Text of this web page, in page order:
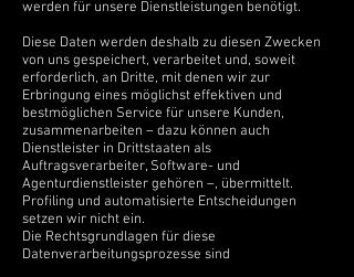
werden für unsere Dienstleistungen benötigt.
Diese Daten werden deshalb zu diesen Zwecken
von uns gespeichert, verarbeitet und, soweit
erforderlich, an Dritte, mit denen wir zur
Erbringung eines möglichst effektiven und
bestmöglichen Service für unsere Kunden,
zusammenarbeiten – dazu können auch
Dienstleister in Drittstaaten als
Auftragsverarbeiter, Software- und
Agenturdienstleister gehören –, übermittelt.
Profiling und automatisierte Entscheidungen
setzen wir nicht ein.
Die Rechtsgrundlagen für diese
Datenverarbeitungsprozesse sind